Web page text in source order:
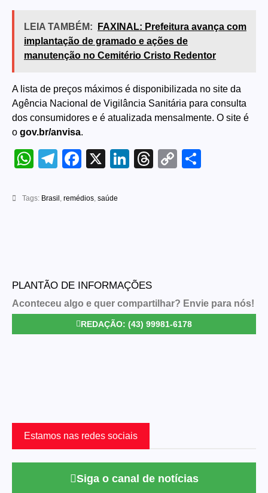
LEIA TAMBÉM:
FAXINAL: Prefeitura avança com
implantação de gramado e ações de
manutenção no Cemitério Cristo Redentor
A lista de preços máximos é disponibilizada no site da
Agência Nacional de Vigilância Sanitária para consulta
dos consumidores e é atualizada mensalmente. O site é
o gov.br/anvisa.
WhatsApp
Telegram
Facebook
X LinkedIn
Threads
Copy
Tags: Brasil , remédios, saúde
PLANTÃO DE INFORMAÇÕES
Aconteceu algo e quer compartilhar? Envie para nós!
REDAÇÃO: (43) 99981-6178
Estamos nas redes sociais
Siga o canal de notícias